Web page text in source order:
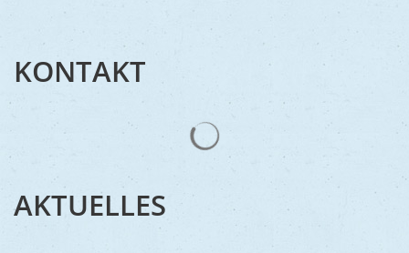
KONTAKT
AKTUELLES